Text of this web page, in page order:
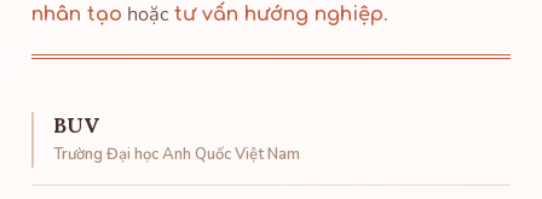
nhân tạo hoặc tư vấn hướng nghiệp.
BUV
Trường Đại học Anh Quốc Việt Nam